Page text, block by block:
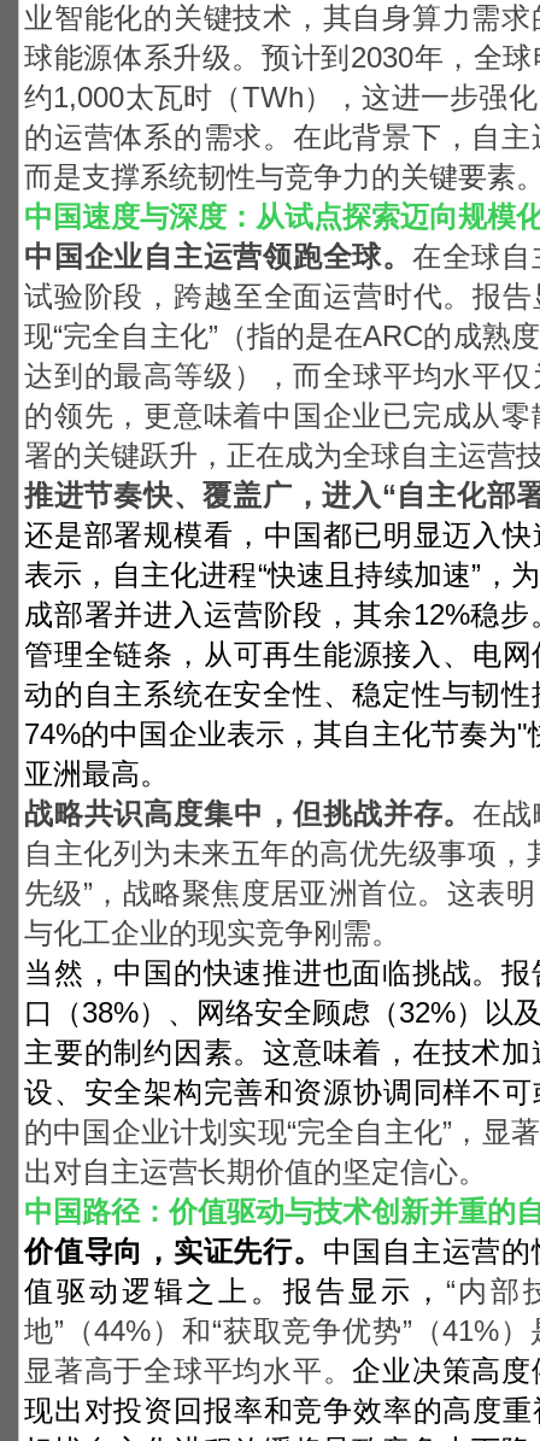
业智能化的关键技术，其自身算力需
球能源体系升级。预计到2030年，全
约1,000太瓦时（TWh），这进一步强
的运营体系的需求。在此背景下，自
而是支撑系统韧性与竞争力的关键要素
中国速度与深度：从试点探索迈向规模
中国企业自主运营领跑全球。 在全球自
试验阶段，跨越至全面运营时代。报
现“完全自主化”（指的是在ARC的成熟
达到的最高等级），而全球平均水平
的领先，更意味着中国企业已完成从
署的关键跃升，正在成为全球自主运营
推进节奏快、覆盖广，进入“自主化部
还是部署规模看，中国都已明显迈入
表示，自主化进程“快速且持续加速”，
成部署并进入运营阶段，其余12%稳
管理全链条，从可再生能源接入、电
动的自主系统在安全性、稳定性与韧
74%的中国企业表示，其自主化节奏为
亚洲最高。
战略共识高度集中，但挑战并存。在战
自主化列为未来五年的高优先级事项，
先级”，战略聚焦度居亚洲首位。这表
与化工企业的现实竞争刚需。
当然，中国的快速推进也面临挑战。
口（38%）、网络安全顾虑（32%）以
主要的制约因素。这意味着，在技术
设、安全架构完善和资源协调同样不
的中国企业计划实现“完全自主化”，显
出对自主运营长期价值的坚定信心。
中国路径：价值驱动与技术创新并重的
价值导向，实证先行。 中国自主运营
值驱动逻辑之上。报告显示， “内部
地”（44%）和“获取竞争优势”（41%
显著高于全球平均水平。企业决策高
现出对投资回报率和竞争效率的高度